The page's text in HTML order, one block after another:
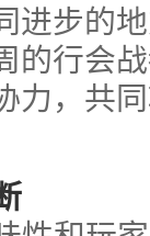
进步的
的行会
力，共